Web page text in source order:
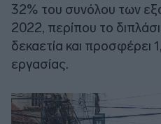
32% του συνόλου των
2022, περίπου το
δεκαετία και προσφέρει
εργασίας.